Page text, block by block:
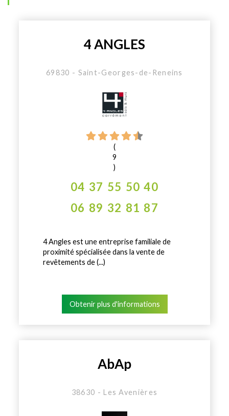
4 ANGLES
69830 - Saint-Georges-de-Reneins
(
9
)
04 37 55 50 40
06 89 32 81 87
4 Angles est une entreprise familiale de
proximité spécialisée dans la vente de
revêtements de (...)
Obtenir plus d'informations
AbAp
38630 - Les Avenières